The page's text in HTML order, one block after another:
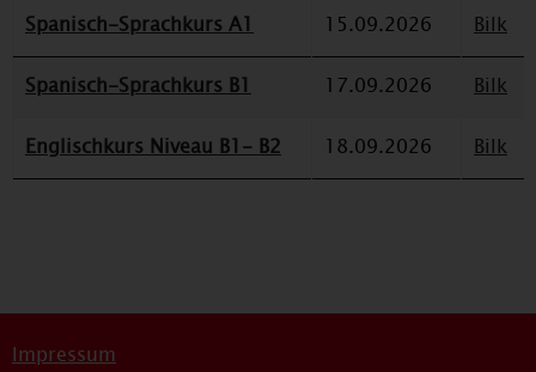
Spanisch-Sprachkurs A1
15.09.2026 Bilk
Spanisch-Sprachkurs B1 17.09.2026 Bilk
Englischkurs Niveau B1- B2 18.09.2026 Bilk
Impressum